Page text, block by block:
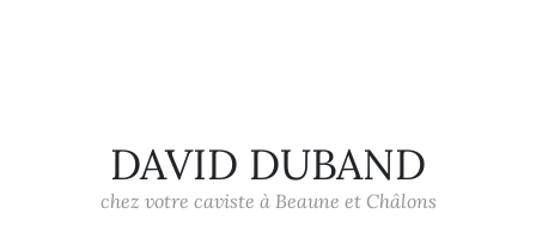
DAVID DUBAND
chez votre caviste à Beaune et Châlons